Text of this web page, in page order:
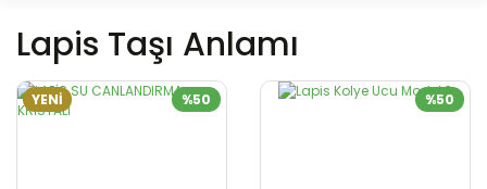
Lapis Taşı Anlamı
%50
YENİ %50